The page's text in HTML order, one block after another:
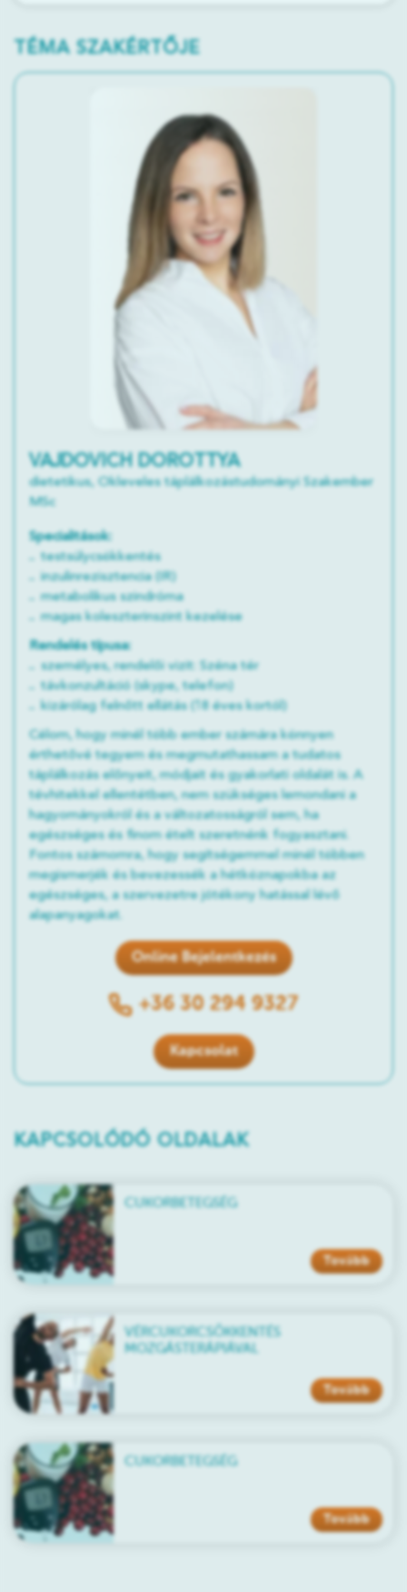
TÉMA SZAKÉRTŐJE
VAJDOVICH DOROTTYA
dietetikus, Okleveles táplálkozástudományi Szakember
MSc
Specialitások:
testsúlycsökkentés
inzulinrezisztencia (IR)
metabolikus szindróma
magas koleszterinszint kezelése
Rendelés típusa:
személyes, rendelői vizit: Széna tér
távkonzultáció (skype, telefon)
kizárólag felnőtt ellátás (18 éves kortól)
Célom, hogy minél több ember számára könnyen
érthetővé tegyem és megmutathassam a tudatos
táplálkozás előnyeit, módjait és gyakorlati oldalát is. A
tévhitekkel ellentétben, nem szükséges lemondani a
hagyományokról és a változatosságról sem, ha
egészséges és finom ételt szeretnénk fogyasztani.
Fontos számomra, hogy segítségemmel minél többen
megismerjék és bevezessék a hétköznapokba az
egészséges, a szervezetre jótékony hatással lévő
alapanyagokat.
Online Bejelentkezés
+36 30 294 9327
Kapcsolat
KAPCSOLÓDÓ OLDALAK
CUKORBETEGSÉG
Tovább
VÉRCUKORCSÖKKENTÉS
MOZGÁSTERÁPIÁVAL
Tovább
CUKORBETEGSÉG
Tovább